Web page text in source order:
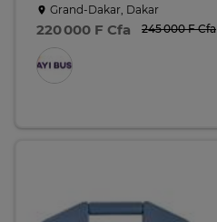
Grand-Dakar, Dakar
220 000 F Cfa 245 000 F Cfa